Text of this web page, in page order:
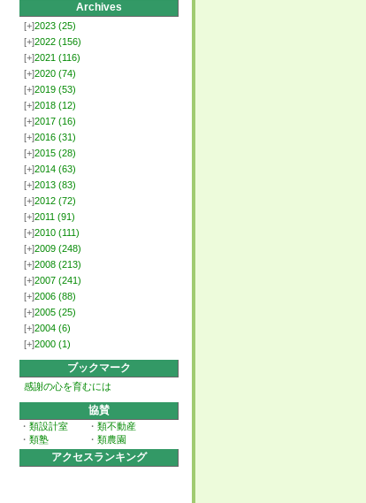
Archives
[+]2023 (25)
[+]2022 (156)
[+]2021 (116)
[+]2020 (74)
[+]2019 (53)
[+]2018 (12)
[+]2017 (16)
[+]2016 (31)
[+]2015 (28)
[+]2014 (63)
[+]2013 (83)
[+]2012 (72)
[+]2011 (91)
[+]2010 (111)
[+]2009 (248)
[+]2008 (213)
[+]2007 (241)
[+]2006 (88)
[+]2005 (25)
[+]2004 (6)
[+]2000 (1)
ブックマーク
感謝の心を育むには
協賛
・ 類設計室 ・ 類不動産
・ 類塾 ・ 類農園
アクセスランキング